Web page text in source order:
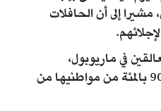
مشيرا إلى أن الحافلات
في ماريوبول،
ستكون تركيا أجلت أكثر من 90 بالمئة من مواطنيها من